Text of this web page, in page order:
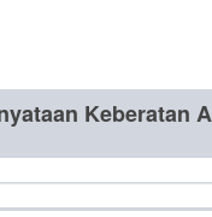
Keberatan